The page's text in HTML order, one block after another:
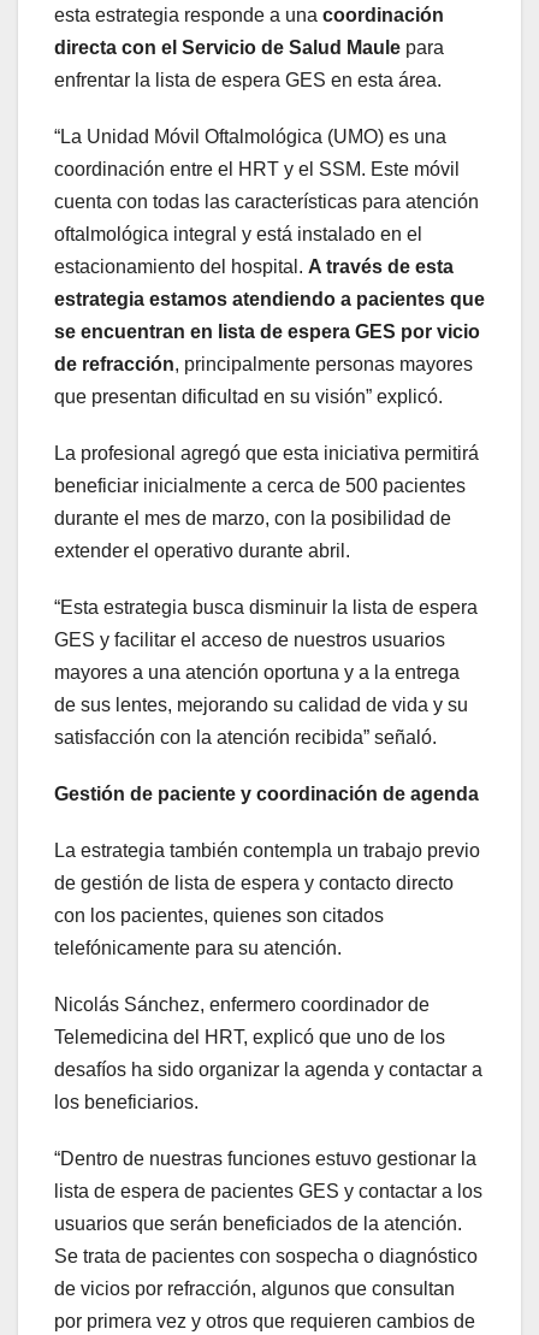
esta estrategia responde a una coordinación
directa con el Servicio de Salud Maule para
enfrentar la lista de espera GES en esta área.
“La Unidad Móvil Oftalmológica (UMO) es una
coordinación entre el HRT y el SSM. Este móvil
cuenta con todas las características para atención
oftalmológica integral y está instalado en el
estacionamiento del hospital. A través de esta
estrategia estamos atendiendo a pacientes que
se encuentran en lista de espera GES por vicio
de refracción, principalmente personas mayores
que presentan dificultad en su visión” explicó.
La profesional agregó que esta iniciativa permitirá
beneficiar inicialmente a cerca de 500 pacientes
durante el mes de marzo, con la posibilidad de
extender el operativo durante abril.
“Esta estrategia busca disminuir la lista de espera
GES y facilitar el acceso de nuestros usuarios
mayores a una atención oportuna y a la entrega
de sus lentes, mejorando su calidad de vida y su
satisfacción con la atención recibida” señaló.
Gestión de paciente y coordinación de agenda
La estrategia también contempla un trabajo previo
de gestión de lista de espera y contacto directo
con los pacientes, quienes son citados
telefónicamente para su atención.
Nicolás Sánchez, enfermero coordinador de
Telemedicina del HRT, explicó que uno de los
desafíos ha sido organizar la agenda y contactar a
los beneficiarios.
“Dentro de nuestras funciones estuvo gestionar la
lista de espera de pacientes GES y contactar a los
usuarios que serán beneficiados de la atención.
Se trata de pacientes con sospecha o diagnóstico
de vicios por refracción, algunos que consultan
por primera vez y otros que requieren cambios de